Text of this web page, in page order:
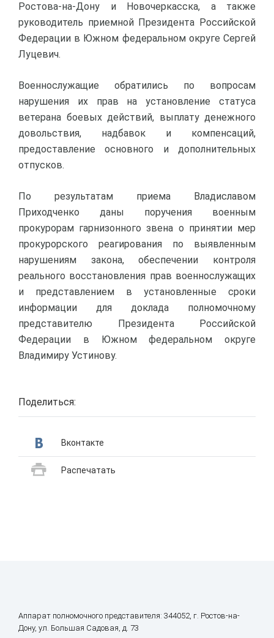
Ростова-на-Дону и Новочеркасска, а также
руководитель приемной Президента Российской
Федерации в Южном федеральном округе Сергей
Луцевич.
Военнослужащие обратились по вопросам
нарушения их прав на установление статуса
ветерана боевых действий, выплату денежного
довольствия, надбавок и компенсаций,
предоставление основного и дополнительных
отпусков.
По результатам приема Владиславом
Приходченко даны поручения военным
прокурорам гарнизонного звена о принятии мер
прокурорского реагирования по выявленным
нарушениям закона, обеспечении контроля
реального восстановления прав военнослужащих
и представлением в установленные сроки
информации для доклада полномочному
представителю Президента Российской
Федерации в Южном федеральном округе
Владимиру Устинову.
Поделиться:
Вконтакте
Распечатать
Аппарат полномочного представителя: 344052, г. Ростов-на-
Дону, ул. Большая Садовая, д. 73